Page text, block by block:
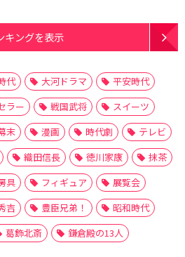
キングを表示
代 大河ドラマ
平安時代
ラー 戦国武将
スイーツ
末 漫画 時代劇
テレビ
織田信長 徳川家康
抹茶
具 フィギュア
展覧会
吉 豊臣兄弟！
昭和時代
葛飾北斎 鎌倉殿の13人